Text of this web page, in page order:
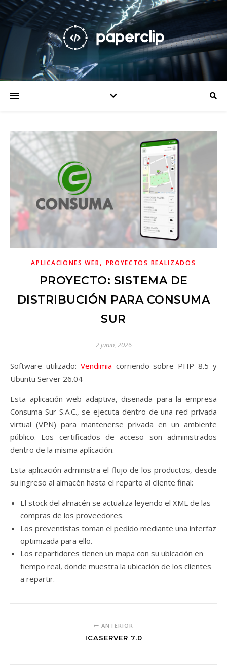
APLICACIONES WEB , PROYECTOS REALIZADOS
PROYECTO: SISTEMA DE
DISTRIBUCIÓN PARA CONSUMA
SUR
2 junio, 2026
Software utilizado: Vendimia corriendo sobre PHP 8.5 y
Ubuntu Server 26.04
Esta aplicación web adaptiva, diseñada para la empresa
Consuma Sur S.A.C., se ejecuta dentro de una red privada
virtual (VPN) para mantenerse privada en un ambiente
público. Los certificados de acceso son administrados
dentro de la misma aplicación.
Esta aplicación administra el flujo de los productos, desde
su ingreso al almacén hasta el reparto al cliente final:
El stock del almacén se actualiza leyendo el XML de las
compras de los proveedores.
Los preventistas toman el pedido mediante una interfaz
optimizada para ello.
Los repartidores tienen un mapa con su ubicación en
tiempo real, donde muestra la ubicación de los clientes
a repartir.
ANTERIOR
ICASERVER 7.0